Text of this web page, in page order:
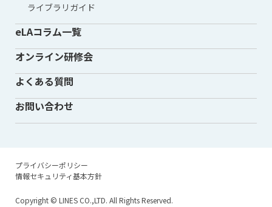
ライブラリガイド
eLAコラム一覧
オンライン研修会
よくある質問
お問い合わせ
プライバシーポリシー
情報セキュリティ基本方針
Copyright © LINES CO.,LTD. All Rights Reserved.